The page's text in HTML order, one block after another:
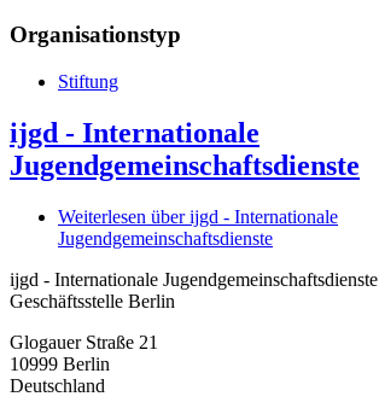
Organisationstyp
Stiftung
ijgd - Internationale
Jugendgemeinschaftsdienste
Weiterlesen über ijgd - Internationale
Jugendgemeinschaftsdienste
ijgd - Internationale Jugendgemeinschaftsdienste
Geschäftsstelle Berlin
Glogauer Straße 21
10999 Berlin
Deutschland